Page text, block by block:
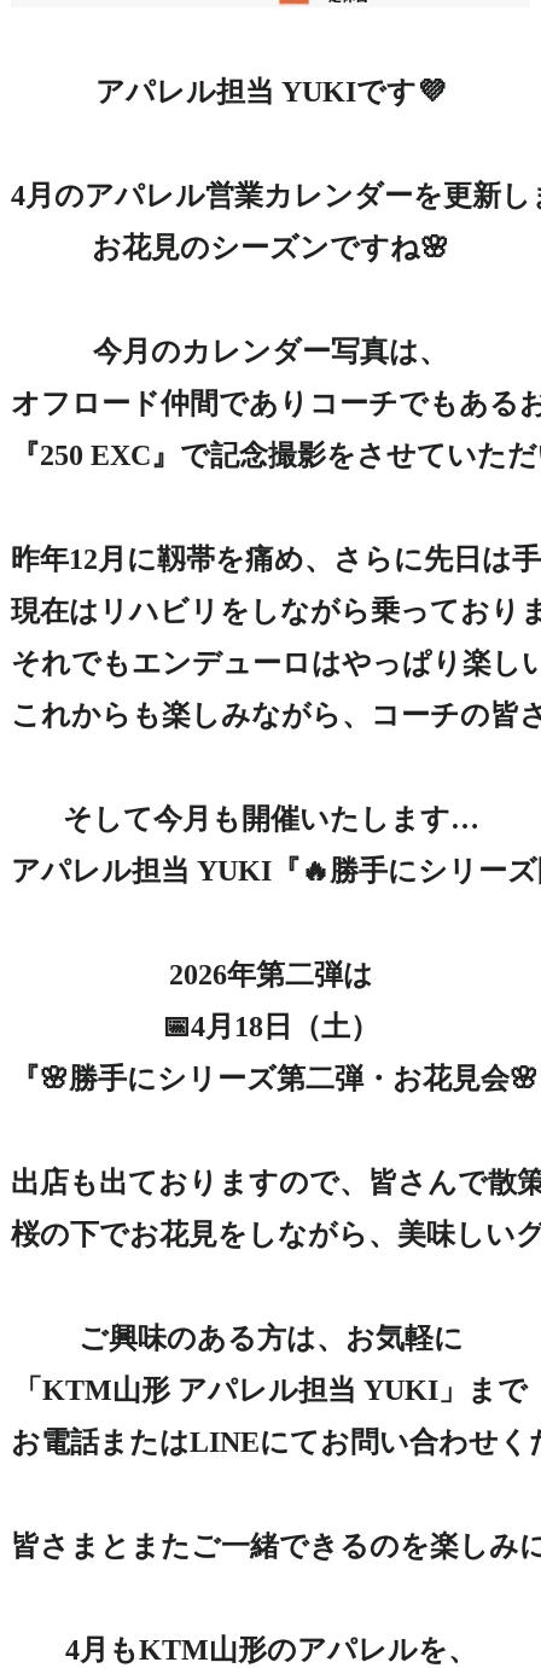
アパレル担当 YUKIです💜
4月のアパレル営業カレンダーを更新し
お花見のシーズンですね🌸
今月のカレンダー写真は、
オフロード仲間でありコーチでもある
『250 EXC』で記念撮影をさせていた
昨年12月に靱帯を痛め、さらに先日は
現在はリハビリをしながら乗っており
それでもエンデューロはやっぱり楽し
これからも楽しみながら、コーチの皆
そして今月も開催いたします…
アパレル担当 YUKI『🔥勝手にシリー
2026年第二弾は
📅4月18日（土）
『🌸勝手にシリーズ第二弾・お花見会
出店も出ておりますので、皆さんで散
桜の下でお花見をしながら、美味しい
ご興味のある方は、お気軽に
「KTM山形 アパレル担当 YUKI」まで
お電話またはLINEにてお問い合わせく
皆さまとまたご一緒できるのを楽しみ
4月もKTM山形のアパレルを、